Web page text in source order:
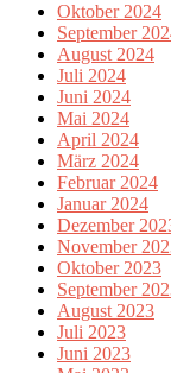
Oktober 2024
September
August 2024
Juli 2024
Juni 2024
Mai 2024
April 2024
März 2024
Februar 2024
Januar 2024
Dezember
November
Oktober 2023
September
August 2023
Juli 2023
Juni 2023